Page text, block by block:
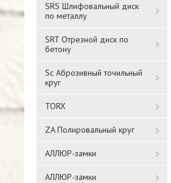
SRS Шлифовальный диск
по металлу
SRT Отрезной диск по
бетону
Sc Аброзивный точильный
круг
TORX
ZA Полировальный круг
АЛЛЮР-замки
АЛЛЮР-замки